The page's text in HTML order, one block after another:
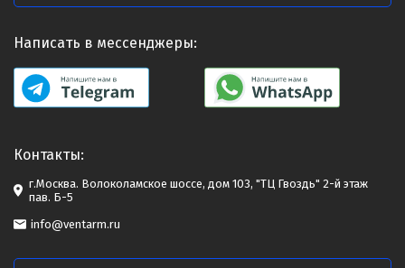
Написать в мессенджеры:
Контакты:
г.Москва. Волоколамское шоссе, дом 103, "ТЦ Гвоздь" 2-й этаж
пав. Б-5
info@ventarm.ru